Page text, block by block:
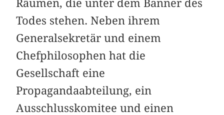
Räumen, die unter dem Banner des
Todes stehen. Neben ihrem
Generalsekretär und einem
Chefphilosophen hat die
Gesellschaft eine
Propagandaabteilung, ein
Ausschlusskomitee und einen